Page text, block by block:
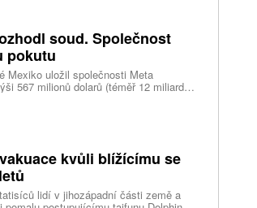
soud. Společnost
pokutu
Mexiko uložil společnosti Meta
567 milionů dolarů (téměř 12 miliard
Facebook a Instagram působí
způsob ověřování věku.
kvůli blížícímu se
lidí v jihozápadní části země a